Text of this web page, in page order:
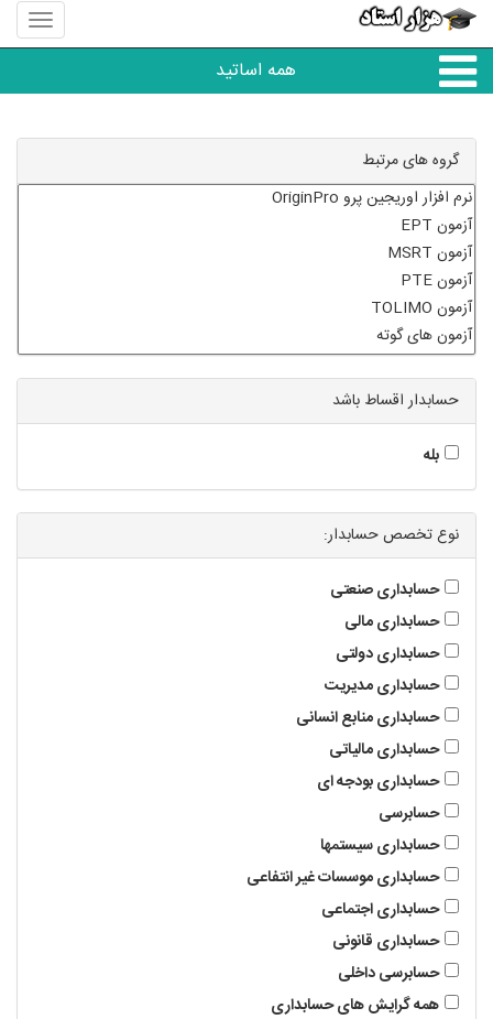
منوی
سایت
استاد
همه اساتید
همه آموزشگاه ها
دبستان تا دبیرستان
گروه های مرتبط
حسابدار اقساط باشد
بله
نوع تخصص حسابدار:
حسابداری صنعتی
حسابداری مالی
حسابداری دولتی
حسابداری مدیریت
حسابداری منابع انسانی
حسابداری مالیاتی
حسابداری بودجه ای
حسابرسی
حسابداری سیستمها
حسابداری موسسات غیر انتفاعی
حسابداری اجتماعی
حسابداری قانونی
حسابرسی داخلی
همه گرایش های حسابداری